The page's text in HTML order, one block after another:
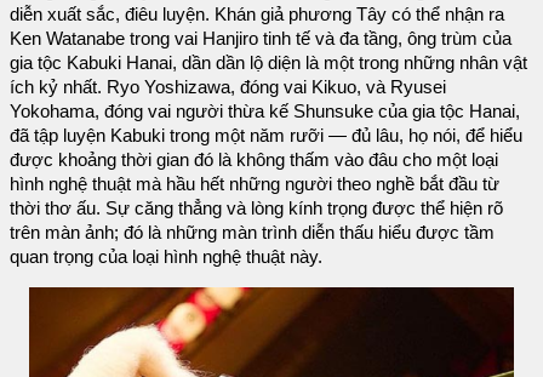
diễn xuất sắc, điêu luyện. Khán giả phương Tây có thể nhận ra
Ken Watanabe trong vai Hanjiro tinh tế và đa tầng, ông trùm của
gia tộc Kabuki Hanai, dần dần lộ diện là một trong những nhân vật
ích kỷ nhất. Ryo Yoshizawa, đóng vai Kikuo, và Ryusei
Yokohama, đóng vai người thừa kế Shunsuke của gia tộc Hanai,
đã tập luyện Kabuki trong một năm rưỡi — đủ lâu, họ nói, để hiểu
được khoảng thời gian đó là không thấm vào đâu cho một loại
hình nghệ thuật mà hầu hết những người theo nghề bắt đầu từ
thời thơ ấu. Sự căng thẳng và lòng kính trọng được thể hiện rõ
trên màn ảnh; đó là những màn trình diễn thấu hiểu được tầm
quan trọng của loại hình nghệ thuật này.